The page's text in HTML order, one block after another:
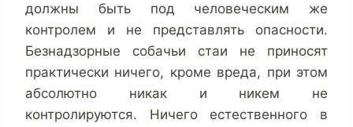
должны быть под человеческим же
контролем и не представлять опасности.
Безнадзорные собачьи стаи не приносят
практически ничего, кроме вреда, при этом
абсолютно никак и никем не
контролируются. Ничего естественного в